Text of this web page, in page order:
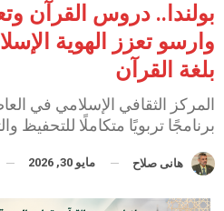
بولندا.. دروس القرآن
وارسو تعزز الهوية
بلغة القرآن
المركز الثقافي الإسلامي في
برنامجًا تربويًا متكاملًا للتحفيظ
هانى صلاح مايو 30, 2026